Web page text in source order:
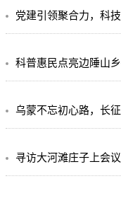
党建引领聚合力，科技搭桥助振兴 ——材料
科普惠民点亮边陲山乡——材料学院暑
乌蒙不忘初心路，长征精神永传承 ——材料
寻访大河滩庄子上会议、扎西会议旧址 ——材